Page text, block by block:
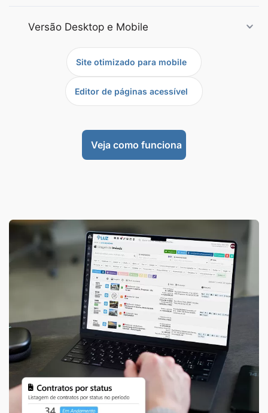
Versão Desktop e Mobile
Site otimizado para mobile
Editor de páginas acessível
Veja como funciona